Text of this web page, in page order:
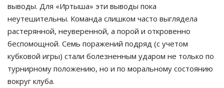
выводы. Для «Иртыша» эти выводы пока
неутешительны. Команда слишком часто выглядела
растерянной, неуверенной, а порой и откровенно
беспомощной. Семь поражений подряд (с учетом
кубковой игры) стали болезненным ударом не только по
турнирному положению, но и по моральному состоянию
вокруг клуба.